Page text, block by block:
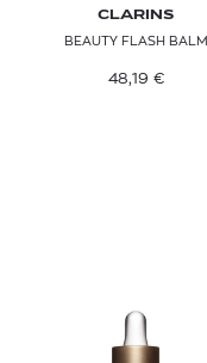
CLARINS
BEAUTY FLASH BALM
48,19 €